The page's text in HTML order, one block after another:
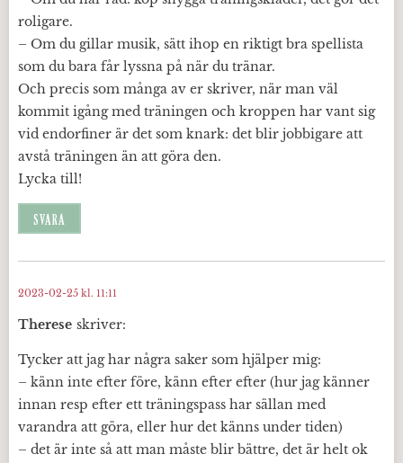
roligare.
– Om du gillar musik, sätt ihop en riktigt bra spellista
som du bara får lyssna på när du tränar.
Och precis som många av er skriver, när man väl
kommit igång med träningen och kroppen har vant sig
vid endorfiner är det som knark: det blir jobbigare att
avstå träningen än att göra den.
Lycka till!
SVARA
Therese skriver:
2023-02-25 kl. 11:11
Tycker att jag har några saker som hjälper mig:
– känn inte efter före, känn efter efter (hur jag känner
innan resp efter ett träningspass har sällan med
varandra att göra, eller hur det känns under tiden)
– det är inte så att man måste blir bättre, det är helt ok